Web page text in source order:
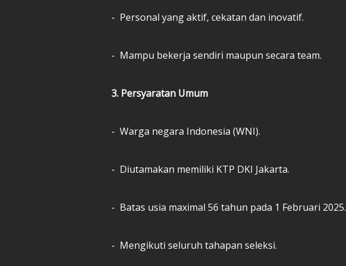
- Personal yang aktif, cekatan dan inovatif.
- Mampu bekerja sendiri maupun secara team.
3. Persyaratan Umum
- Warga negara Indonesia (WNI).
- Diutamakan memiliki KTP DKI Jakarta.
- Batas usia maximal 56 tahun pada 1 Februari 2025.
- Mengikuti seluruh tahapan seleksi.